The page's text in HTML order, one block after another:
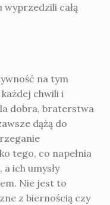
całą
na tym
chwili i
dobra, braterstwa
dążą do
tego, co napełnia
ich umysły
Nie jest to
z biernością czy